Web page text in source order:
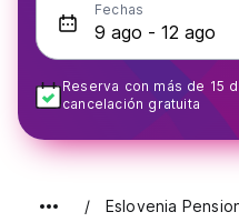
Fechas
Reserva con más de 15
cancelación gratuita
Eslovenia